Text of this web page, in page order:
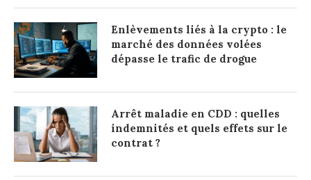
Enlèvements liés à la crypto : le
marché des données volées
dépasse le trafic de drogue
Arrêt maladie en CDD : quelles
indemnités et quels effets sur le
contrat ?